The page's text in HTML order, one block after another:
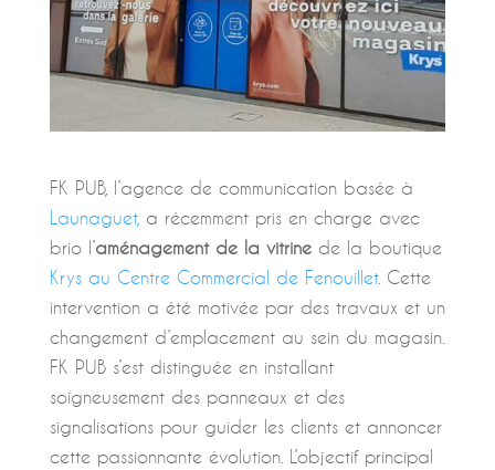
FK PUB, l’agence de communication basée à
Launaguet, a récemment pris en charge avec
brio l’aménagement de la vitrinede la boutique
Krys au Centre Commercial de Fenouillet. Cette
intervention a été motivée par des travaux et un
changement d’emplacement au sein du magasin.
FK PUB s’est distinguée en installant
soigneusement des panneaux et des
signalisations pour guider les clients et annoncer
cette passionnante évolution. L’objectif principal